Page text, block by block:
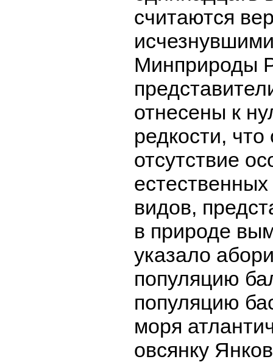
считаются
Минприроды
отнесены к
редкости, что
отсутствие
видов,
в природе
указало
популяцию
популяцию
моря
овсянку